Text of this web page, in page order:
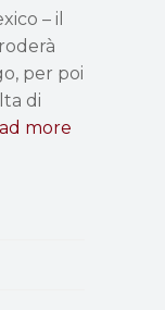
– il
per poi
di
more